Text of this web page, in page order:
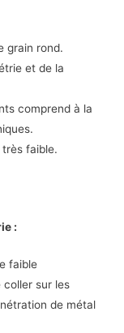
grain rond.
et de la
comprend à la
faible.
:
faible
coller sur les
de métal